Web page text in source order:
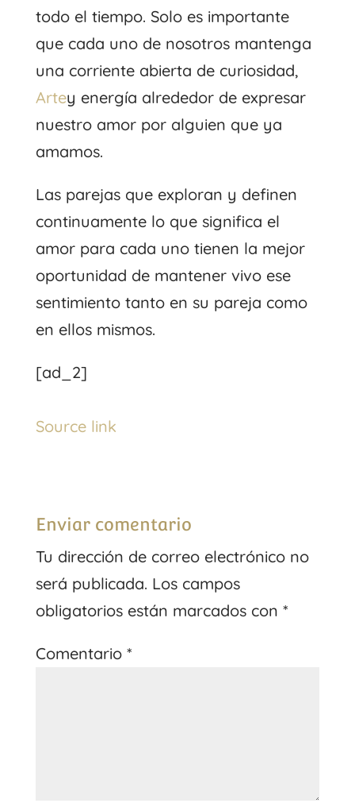
todo el tiempo. Solo es importante
que cada uno de nosotros mantenga
una corriente abierta de curiosidad,
Artey energía alrededor de expresar
nuestro amor por alguien que ya
amamos.
Las parejas que exploran y definen
continuamente lo que significa el
amor para cada uno tienen la mejor
oportunidad de mantener vivo ese
sentimiento tanto en su pareja como
en ellos mismos.
[ad_2]
Source link
Enviar comentario
Tu dirección de correo electrónico no
será publicada. Los campos
obligatorios están marcados con *
Comentario *